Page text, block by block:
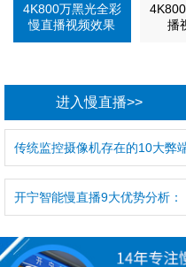
4K800万黑光全彩
慢直播视频效果
播
进入慢直播>>
传统监控摄像机存在的10大弊
开宁智能慢直播9大优势分析：